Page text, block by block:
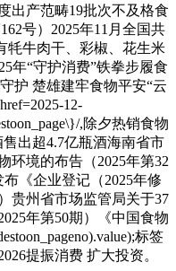
出产范畴19批次不及格食
号）2025年11月全国共
牦牛肉干、彩椒、花生米
年“守护消费”铁拳步履食
护 楚雄建牢食物平安“云
12-
,除夕热销食物
出超4.7亿瓶酒海南省市
环境的布告（2025年第32
《企业登记（2025年修
贵州省市场监管局关于37
年第50期）《中国食物
标签
提振消费 扩大投资。